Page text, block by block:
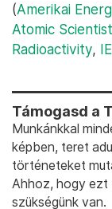
(Amerikai
Atomic
Radioactivity,
Támogasd a
Munkánkkal
képben, teret
történeteket
Ahhoz, hogy ezt
szükségünk van.